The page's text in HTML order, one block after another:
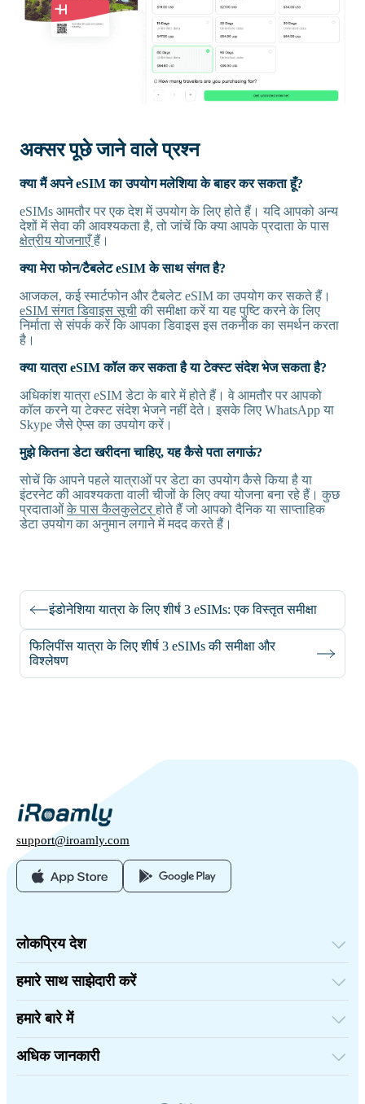
अक्सर पूछे जाने वाले प्रश्न
क्या मैं अपने eSIM का उपयोग मलेशिया के बाहर कर सकता हूँ?
eSIMs आमतौर पर एक देश में उपयोग के लिए होते हैं। यदि आपको अन्य
देशों में सेवा की आवश्यकता है, तो जांचें कि क्या आपके प्रदाता के पास
क्षेत्रीय योजनाएँहैं।
क्या मेरा फोन/टैबलेट eSIM के साथ संगत है?
आजकल, कई स्मार्टफोन और टैबलेट eSIM का उपयोग कर सकते हैं।
eSIM संगत डिवाइस सूचीकी समीक्षा करें या यह पुष्टि करने के लिए
निर्माता से संपर्क करें कि आपका डिवाइस इस तकनीक का समर्थन करता
है।
क्या यात्रा eSIM कॉल कर सकता है या टेक्स्ट संदेश भेज सकता है?
अधिकांश यात्रा eSIM डेटा के बारे में होते हैं। वे आमतौर पर आपको
कॉल करने या टेक्स्ट संदेश भेजने नहीं देते। इसके लिए WhatsApp या
Skype जैसे ऐप्स का उपयोग करें।
मुझे कितना डेटा खरीदना चाहिए, यह कैसे पता लगाऊं?
सोचें कि आपने पहले यात्राओं पर डेटा का उपयोग कैसे किया है या
इंटरनेट की आवश्यकता वाली चीजों के लिए क्या योजना बना रहे हैं। कुछ
प्रदाताओंके पास कैलकुलेटरहोते हैं जो आपको दैनिक या साप्ताहिक
डेटा उपयोग का अनुमान लगाने में मदद करते हैं।
इंडोनेशिया यात्रा के लिए शीर्ष 3 eSIMs: एक विस्तृत समीक्षा
फिलिपींस यात्रा के लिए शीर्ष 3 eSIMs की समीक्षा और
विश्लेषण
support@iroamly.com
लोकप्रिय देश
यूनाइटेड किंगडम
तुर्की
फ्रांस
थाईलैंड
जापान
इटली
भारत
स्पेन
हमारे साथ साझेदारी करें
संदर्भित करें और कमाएँ
संबद्ध कार्यक्रम
API डॉक्युमेंट्स
हमारे बारे में
संपर्क करें
अधिक जानकारी